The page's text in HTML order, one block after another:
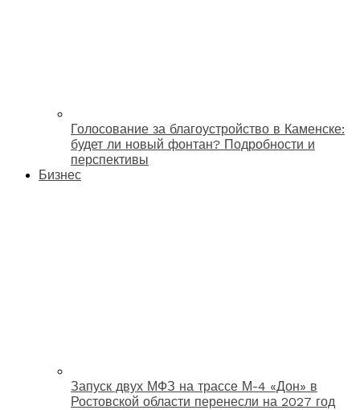
Голосование за благоустройство в Каменске:
будет ли новый фонтан? Подробности и
перспективы
Бизнес
Запуск двух МФЗ на трассе М-4 «Дон» в
Ростовской области перенесли на 2027 год